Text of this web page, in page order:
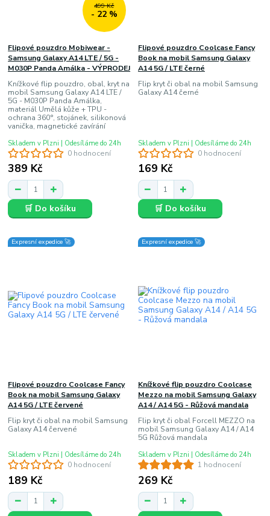
499 Kč
- 22 %
0 hodnocení
Flipové pouzdro Mobiwear -
Samsung Galaxy A14 LTE / 5G -
M030P Panda Amálka - VÝPRODEJ
Knížkové flip pouzdro, obal, kryt na
mobil Samsung Galaxy A14 LTE /
5G - M030P Panda Amálka,
materiál Umělá kůže + TPU -
ochrana 360°, stojánek, silikonová
vanička, magnetické zavírání
389 Kč
Skladem v Plzni | Odesíláme do 24h
🛒 Do košíku
0 hodnocení
Flipové pouzdro Coolcase Fancy
Book na mobil Samsung Galaxy
A14 5G / LTE černé
Flip kryt či obal na mobil Samsung
Galaxy A14 černé
169 Kč
Skladem v Plzni | Odesíláme do 24h
🛒 Do košíku
Expresní expedice 🚀
0 hodnocení
Flipové pouzdro Coolcase Fancy
Book na mobil Samsung Galaxy
A14 5G / LTE červené
Flip kryt či obal na mobil Samsung
Galaxy A14 červené
189 Kč
Skladem v Plzni | Odesíláme do 24h
Expresní expedice 🚀
1 hodnocení
Knížkové flip pouzdro Coolcase
Mezzo na mobil Samsung Galaxy
A14 / A14 5G - Růžová mandala
Flip kryt či obal Forcell MEZZO na
mobil Samsung Galaxy A14 / A14
5G Růžová mandala
269 Kč
Skladem v Plzni | Odesíláme do 24h